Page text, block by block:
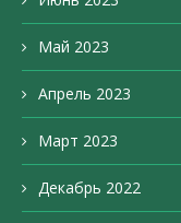
Май 2023
Апрель 2023
Март 2023
Декабрь 2022